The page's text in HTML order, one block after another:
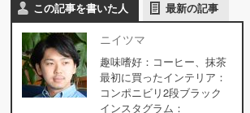
この記事を書いた人 最新の記事
ニイツマ
趣味嗜好：コーヒー、抹茶
最初に買ったインテリア：
コンポニビリ2段ブラック
インスタグラム：